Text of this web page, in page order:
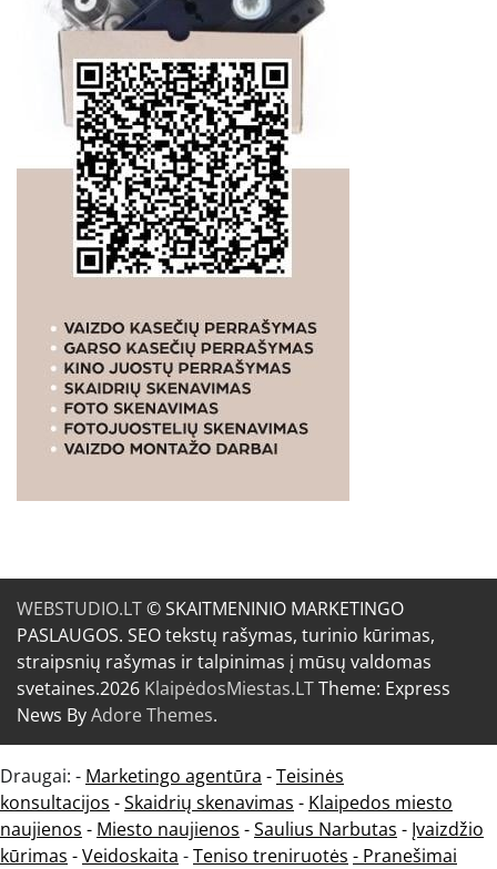
WEBSTUDIO.LT© SKAITMENINIO MARKETINGO
PASLAUGOS. SEO tekstų rašymas, turinio kūrimas,
straipsnių rašymas ir talpinimas į mūsų valdomas
svetaines.2026 KlaipėdosMiestas.LTTheme: Express
News ByAdore Themes.
Draugai: - Marketingo agentūra -Teisinės
konsultacijos -Skaidrių skenavimas - Klaipedos miesto
naujienos - Miesto naujienos -Saulius Narbutas - Įvaizdžio
kūrimas -Veidoskaita -Teniso treniruotės - Pranešimai